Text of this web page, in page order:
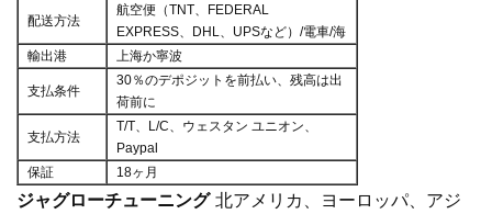
配送方法
航空便（TNT、FEDERAL
EXPRESS、DHL、UPSなど）/電車/海
輸出港
上海か寧波
支払条件
30％のデポジットを前払い、残高は出
荷前に
支払方法
T/T、L/C、ウェスタン ユニオン、
Paypal
保証
18ヶ月
ジャグローチューニング 北アメリカ、ヨーロッパ、アジ